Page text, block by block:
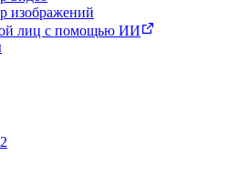
изображений
лиц с помощью ИИ